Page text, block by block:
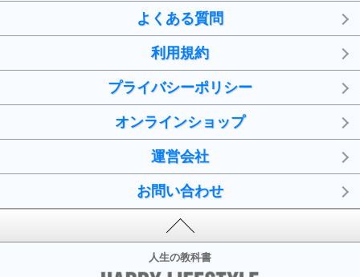
よくある質問
利用規約
プライバシーポリシー
オンラインショップ
運営会社
お問い合わせ
人生の教科書